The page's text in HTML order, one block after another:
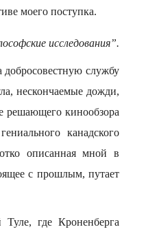
моего поступка.
исследования”.
службу
нескончаемые дожди,
решающего кинообзора
канадского
описанная мной в
с прошлым, путает
где Кроненберга